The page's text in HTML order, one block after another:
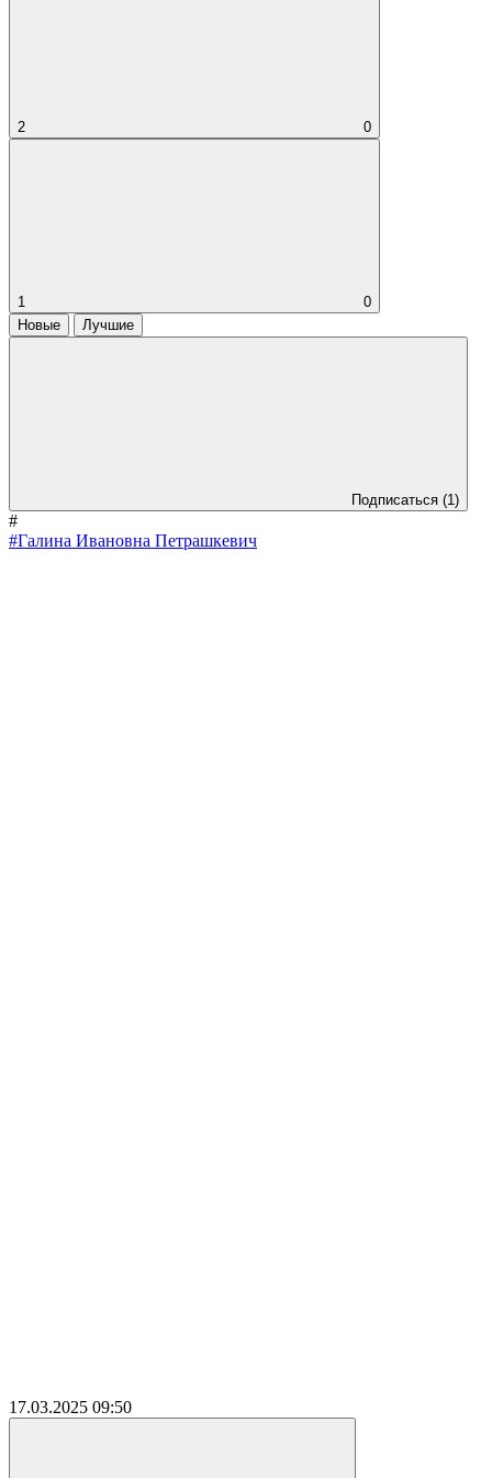
2 0
1
0
Новые
Лучшие
Подписаться (1)
#
#Галина Ивановна Петрашкевич
17.03.2025 09:50